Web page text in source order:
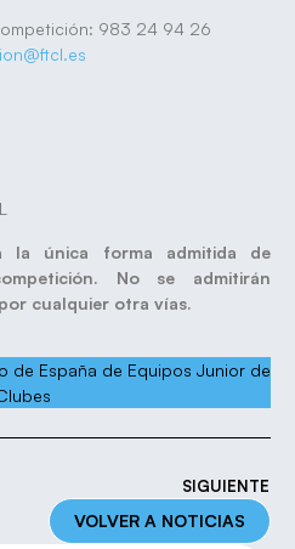
983 24 94 26
la única forma admitida de
No se admitirán
cualquier otra vías.
de España de Equipos Junior de
SIGUIENTE
VOLVER A NOTICIAS